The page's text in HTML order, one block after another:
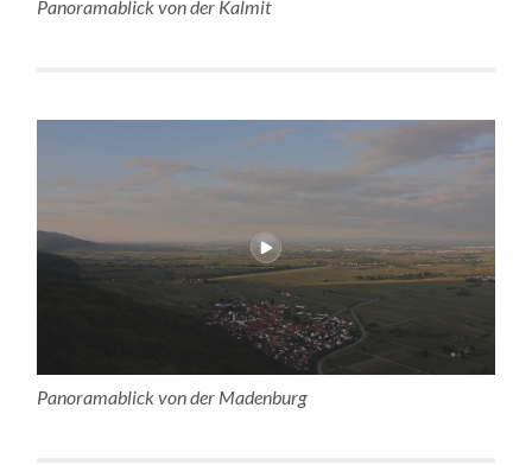
Panoramablick von der Kalmit
Panoramablick von der Madenburg